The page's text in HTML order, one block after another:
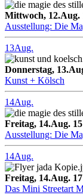
Mittwoch, 12.Aug.
Ausstellung: Die
13Aug.
Donnerstag,
Kunst + Kölsch
14Aug.
Freitag, 14.Aug.
Ausstellung: Die
14Aug.
Freitag, 14.Aug.
Das Mini Streetart